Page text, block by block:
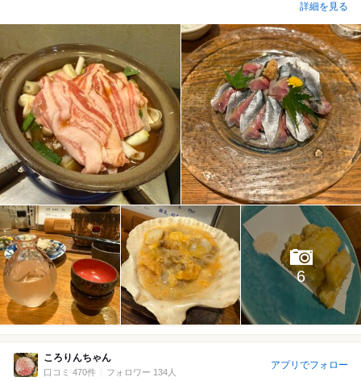
詳細を見る
6
ころりんちゃん
口コミ 470件 フォロワー 134人
アプリでフォロー